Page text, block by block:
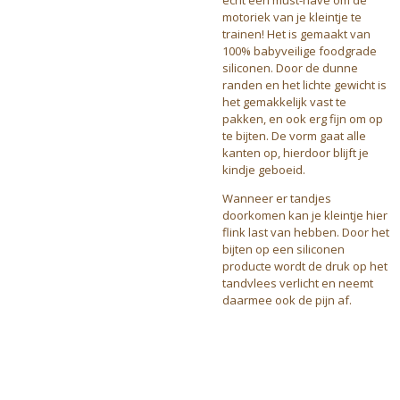
motoriek van je kleintje te
trainen! Het is gemaakt van
100% babyveilige foodgrade
siliconen. Door de dunne
randen en het lichte gewicht is
het gemakkelijk vast te
pakken, en ook erg fijn om op
te bijten. De vorm gaat alle
kanten op, hierdoor blijft je
kindje geboeid.
Wanneer er tandjes
doorkomen kan je kleintje hier
flink last van hebben. Door het
bijten op een siliconen
producte wordt de druk op het
tandvlees verlicht en neemt
daarmee ook de pijn af.